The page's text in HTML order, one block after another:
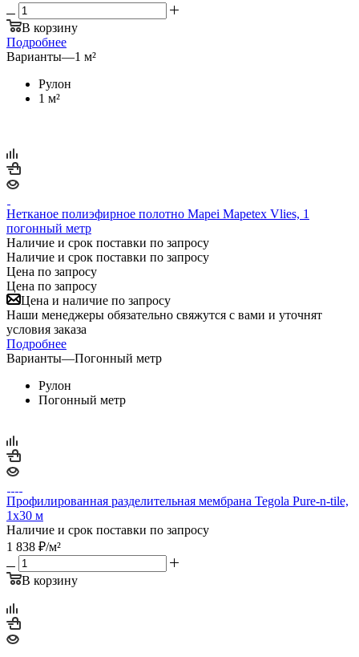
В корзину
Подробнее
Варианты—1 м²
Рулон
1 м²
Нетканое полиэфирное полотно Mapei Mapetex Vlies, 1
погонный метр
Наличие и срок поставки по запросу
Наличие и срок поставки по запросу
Цена по запросу
Цена по запросу
Цена и наличие по запросу
Наши менеджеры обязательно свяжутся с вами и уточнят
условия заказа
Подробнее
Варианты—Погонный метр
Рулон
Погонный метр
Профилированная разделительная мембрана Tegola Pure-n-tile,
1х30 м
Наличие и срок поставки по запросу
1 838 ₽/м²
В корзину